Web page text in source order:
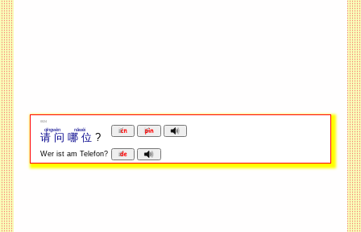
0024
请 问
qǐngwèn
哪 位
nǎwèi
?
Wer ist am Telefon?